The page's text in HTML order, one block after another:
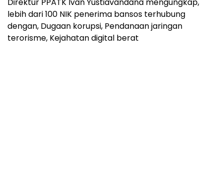
Direktur PPATK Ivan Yustiavandana mengungkap,
lebih dari 100 NIK penerima bansos terhubung
dengan, Dugaan korupsi, Pendanaan jaringan
terorisme, Kejahatan digital berat